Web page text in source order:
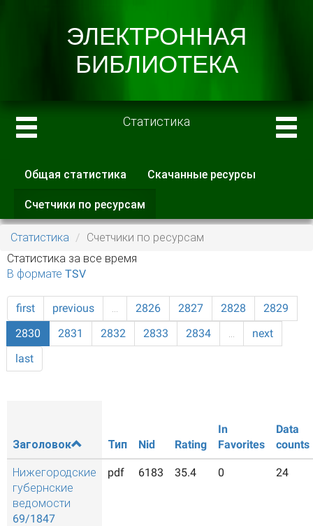
Статистика
Главные вкладки
Общая статистика Скачанные ресурсы
Счетчики по ресурсам
вкладка)
Статистика
Счетчики по ресурсам
Статистика за все время
В формате TSV
first previous … 2826 2827 2828
2829
2830
2831 2832 2833 2834 …
next
last
Заголовок Тип Nid Rating
In
Favorites
Data
counts
Нижегородские
губернские
ведомости
69/1847
pdf 6183 35.4 0 24